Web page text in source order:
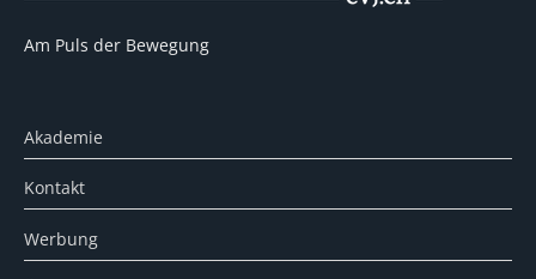
Am Puls der Bewegung
Akademie
Kontakt
Werbung